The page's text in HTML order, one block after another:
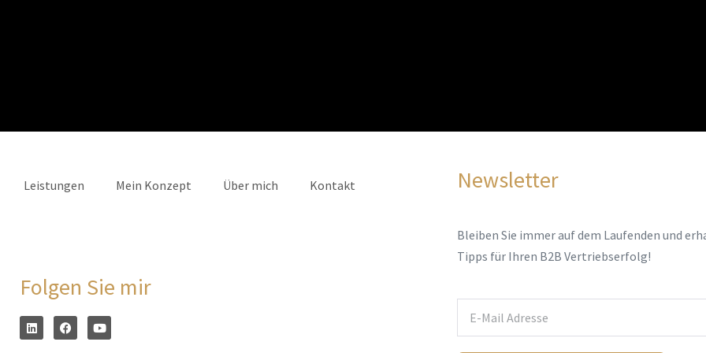
Leistungen Mein Konzept Über mich Kontakt
Folgen Sie mir
Newsletter
Bleiben Sie immer auf dem Laufenden und
Tipps für Ihren B2B Vertriebserfolg!